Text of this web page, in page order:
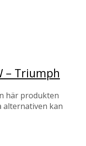
– Triumph
här produkten
alternativen kan